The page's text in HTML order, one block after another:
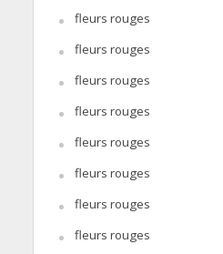
fleurs rouges
fleurs rouges
fleurs rouges
fleurs rouges
fleurs rouges
fleurs rouges
fleurs rouges
fleurs rouges